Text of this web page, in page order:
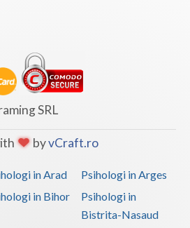
SRL
byvCraft.ro
in Arad
Psihologi in Arges
in Bihor
Psihologi in
Bistrita-Nasaud